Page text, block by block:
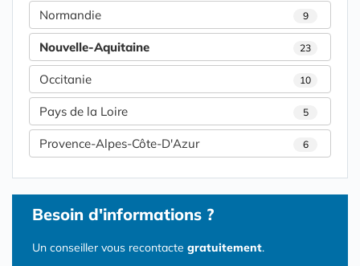
Normandie 9
Nouvelle-Aquitaine 23
Occitanie 10
Pays de la Loire 5
Provence-Alpes-Côte-D'Azur 6
Besoin d'informations ?
Un conseiller vous recontacte gratuitement.